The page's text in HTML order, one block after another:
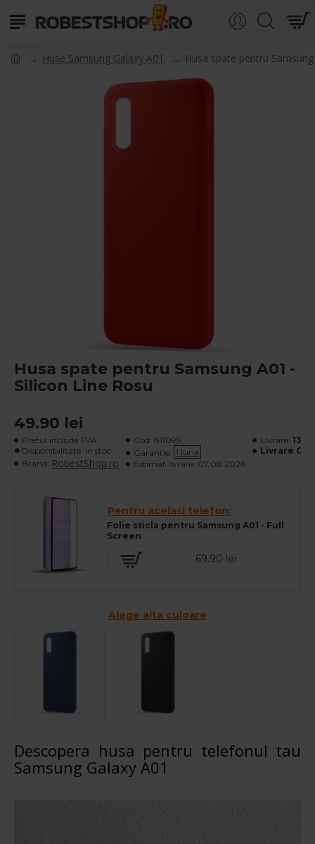
Huse Samsung Galaxy A01 Husa spate pentru
Husa spate pentru Samsung A01 -
Silicon Line Rosu
49.90 lei
Pretul include TVA
Disponibilitate: In stoc
Brand: RobestShop.ro
Cod: 811095
Garantie: 1 luna
Estimat livrare: 07.08.2026
Livrare: 13 lei
Livrare
Pentru acelasi telefon:
Folie sticla pentru Samsung A01 - Full
Screen
69.90 lei
Alege alta culoare
Descopera husa pentru telefonul tau
Samsung Galaxy A01